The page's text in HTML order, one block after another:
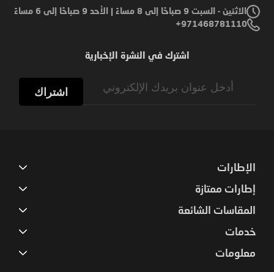
الاثنين - السبت 9 صباحًا إلى 8 مساءً | الأحد 9 صباحًا إلى 6 مساءً
971468781110+
اشترك في النشرة الإخبارية
اشتراك
الإطارات
إطارات ممتازة
المقاسات الشائعة
خدمات
معلومات